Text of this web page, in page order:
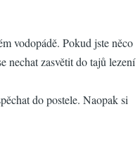
vodopádě. Pokud jste něco
nechat zasvětit do tajů lezení
do postele. Naopak si